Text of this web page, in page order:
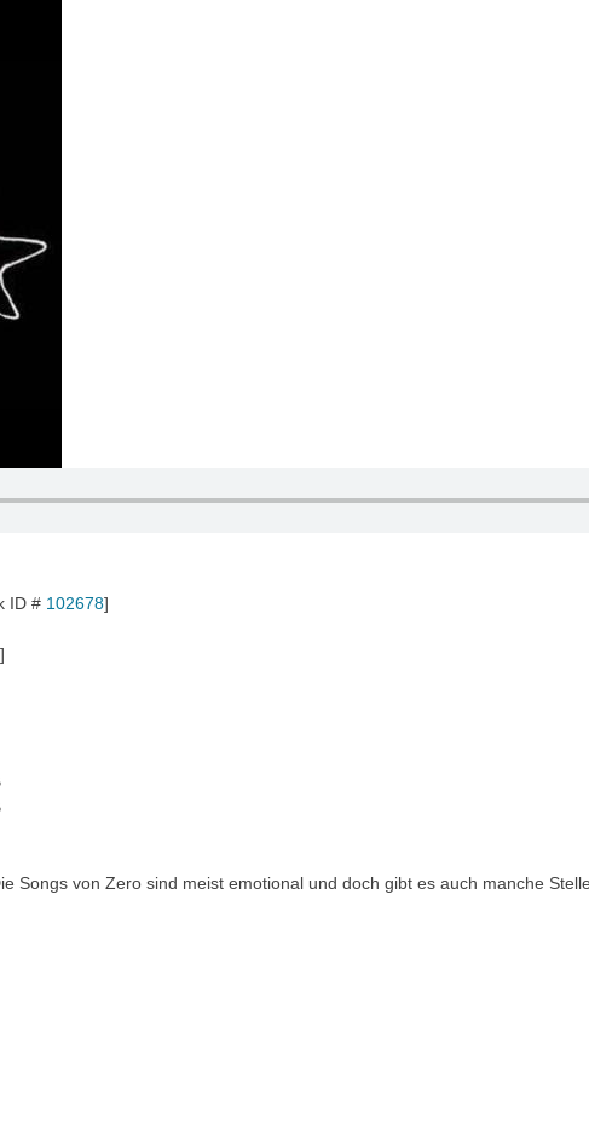
ID # 102678]
]
Songs von Zero sind meist emotional und doch gibt es auch manche